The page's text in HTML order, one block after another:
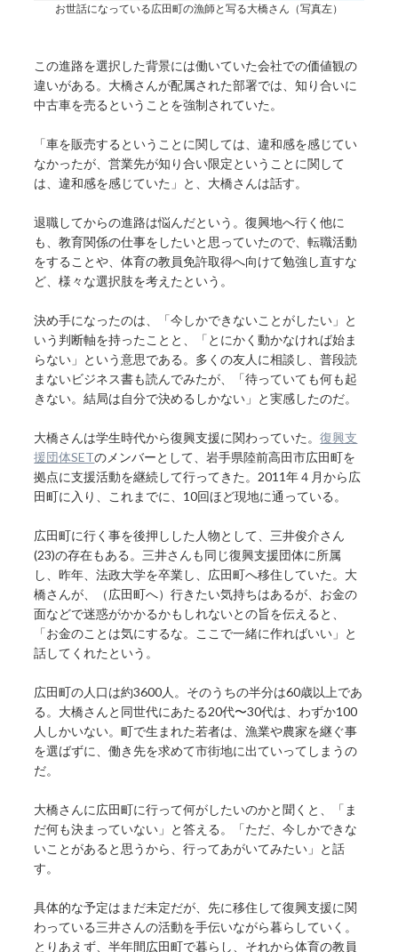
お世話になっている広田町の漁師と写る大橋さん（写真左）
この進路を選択した背景には働いていた会社での価値観の
違いがある。大橋さんが配属された部署では、知り合いに
中古車を売るということを強制されていた。
「車を販売するということに関しては、違和感を感じてい
なかったが、営業先が知り合い限定ということに関して
は、違和感を感じていた」と、大橋さんは話す。
退職してからの進路は悩んだという。復興地へ行く他に
も、教育関係の仕事をしたいと思っていたので、転職活動
をすることや、体育の教員免許取得へ向けて勉強し直すな
ど、様々な選択肢を考えたという。
決め手になったのは、「今しかできないことがしたい」と
いう判断軸を持ったことと、「とにかく動かなければ始ま
らない」という意思である。多くの友人に相談し、普段読
まないビジネス書も読んでみたが、「待っていても何も起
きない。結局は自分で決めるしかない」と実感したのだ。
大橋さんは学生時代から復興支援に関わっていた。復興支
援団体SETのメンバーとして、岩手県陸前高田市広田町を
拠点に支援活動を継続して行ってきた。2011年４月から広
田町に入り、これまでに、10回ほど現地に通っている。
広田町に行く事を後押しした人物として、三井俊介さん
(23)の存在もある。三井さんも同じ復興支援団体に所属
し、昨年、法政大学を卒業し、広田町へ移住していた。大
橋さんが、（広田町へ）行きたい気持ちはあるが、お金の
面などで迷惑がかかるかもしれないとの旨を伝えると、
「お金のことは気にするな。ここで一緒に作ればいい」と
話してくれたという。
広田町の人口は約3600人。そのうちの半分は60歳以上であ
る。大橋さんと同世代にあたる20代〜30代は、わずか100
人しかいない。町で生まれた若者は、漁業や農家を継ぐ事
を選ばずに、働き先を求めて市街地に出ていってしまうの
だ。
大橋さんに広田町に行って何がしたいのかと聞くと、「ま
だ何も決まっていない」と答える。「ただ、今しかできな
いことがあると思うから、行ってあがいてみたい」と話
す。
具体的な予定はまだ未定だが、先に移住して復興支援に関
わっている三井さんの活動を手伝いながら暮らしていく。
とりあえず、半年間広田町で暮らし、それから体育の教員